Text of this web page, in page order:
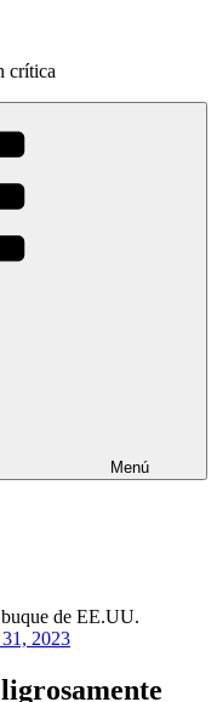
crítica
Menú
2023